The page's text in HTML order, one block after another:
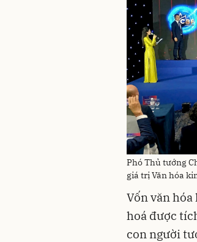
Phó Thủ tướng
giá trị Văn hóa
Vốn văn
hoá được
con người